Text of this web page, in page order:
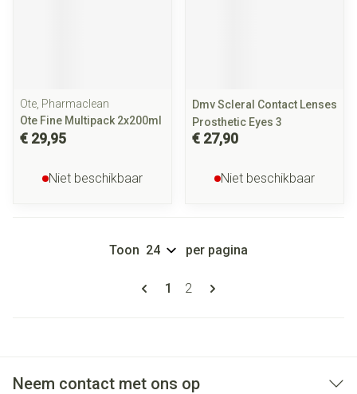
Ote, Pharmaclean
Ote Fine Multipack 2x200ml
€ 29,95
Niet beschikbaar
Dmv Scleral Contact Lenses
Prosthetic Eyes 3
€ 27,90
Niet beschikbaar
Pagina's
U lees momenteel pagina
1 Pagina
2
Toon per pagina
Neem contact met ons op